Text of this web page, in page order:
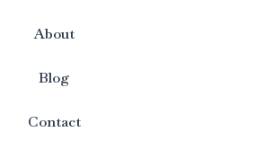
About
Blog
Contact